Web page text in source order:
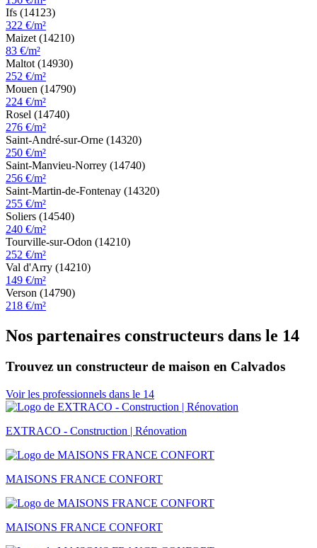
Ifs (14123)
322 €/m²
Maizet (14210)
83 €/m²
Maltot (14930)
252 €/m²
Mouen (14790)
224 €/m²
Rosel (14740)
276 €/m²
Saint-André-sur-Orne (14320)
250 €/m²
Saint-Manvieu-Norrey (14740)
256 €/m²
Saint-Martin-de-Fontenay (14320)
255 €/m²
Soliers (14540)
240 €/m²
Tourville-sur-Odon (14210)
252 €/m²
Val d'Arry (14210)
149 €/m²
Verson (14790)
218 €/m²
Nos partenaires constructeurs dans le 14
Trouvez un constructeur de maison en Calvados
Voir les professionnels dans le 14
EXTRACO - Construction | Rénovation
MAISONS FRANCE CONFORT
MAISONS FRANCE CONFORT